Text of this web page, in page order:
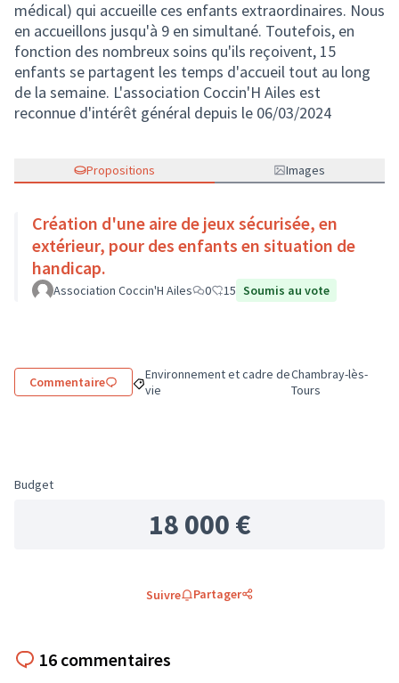
médical) qui accueille ces enfants extraordinaires. Nous
en accueillons jusqu'à 9 en simultané. Toutefois, en
fonction des nombreux soins qu'ils reçoivent, 15
enfants se partagent les temps d'accueil tout au long
de la semaine. L'association Coccin'H Ailes est
reconnue d'intérêt général depuis le 06/03/2024
Propositions Images
Création d'une aire de jeux sécurisée, en
extérieur, pour des enfants en situation de
handicap.
Association Coccin'H Ailes 0 15 Soumis au vote
Commentaire Filtrer les résultats de la catégorie :
Environnement et cadre de
vie
Filtrer les résultats
Chambray-lès-
Tours
Budget
18 000 €
Suivre Partager
16 commentaires